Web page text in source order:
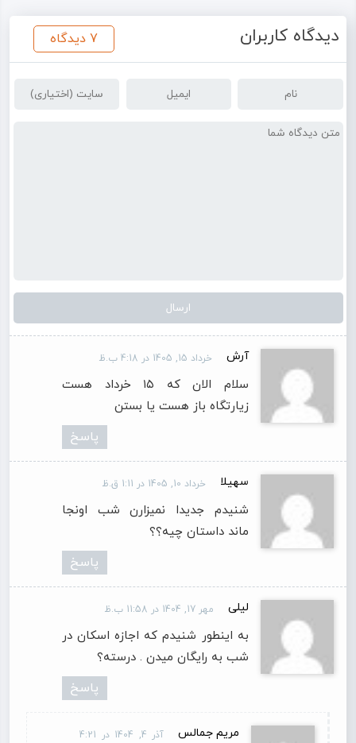
دیدگاه کاربران 7 دیدگاه
آرش خرداد 15, 1405 در 4:18 ب.ظ
سلام الان که ۱۵ خرداد هست
زیارتگاه باز هست یا بستن
پاسخ
سهیلا خرداد 10, 1405 در 1:11 ق.ظ
شنیدم جدیدا نمیزارن شب اونجا
ماند داستان چیه؟؟
پاسخ
لیلی مهر 17, 1404 در 11:58 ب.ظ
به اینطور شنیدم که اجازه اسکان در
شب به رایگان میدن . درسته؟
پاسخ
مریم جمالس
آذر 4, 1404 در 4:21